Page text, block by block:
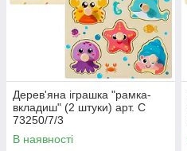
Дерев'яна іграшка "рамка-
вкладиш" (2 штуки) арт. C
73250/7/3
В наявності